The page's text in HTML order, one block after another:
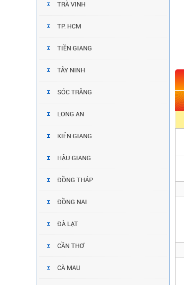
TRÀ VINH
TP. HCM
TIỀN GIANG
TÂY NINH
SÓC TRĂNG
LONG AN
KIÊN GIANG
HẬU GIANG
ĐỒNG THÁP
ĐỒNG NAI
ĐÀ LẠT
CẦN THƠ
CÀ MAU